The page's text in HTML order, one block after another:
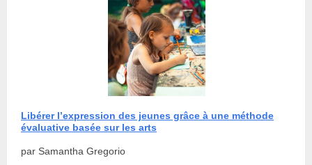
Libérer l’expression des jeunes grâce à une méthode
évaluative basée sur les arts
par Samantha Gregorio